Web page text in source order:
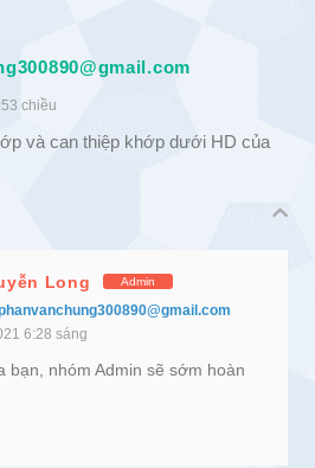
chiều
và can thiệp khớp dưới HD của
Long Admin
6:28 sáng
bạn, nhóm Admin sẽ sớm hoàn